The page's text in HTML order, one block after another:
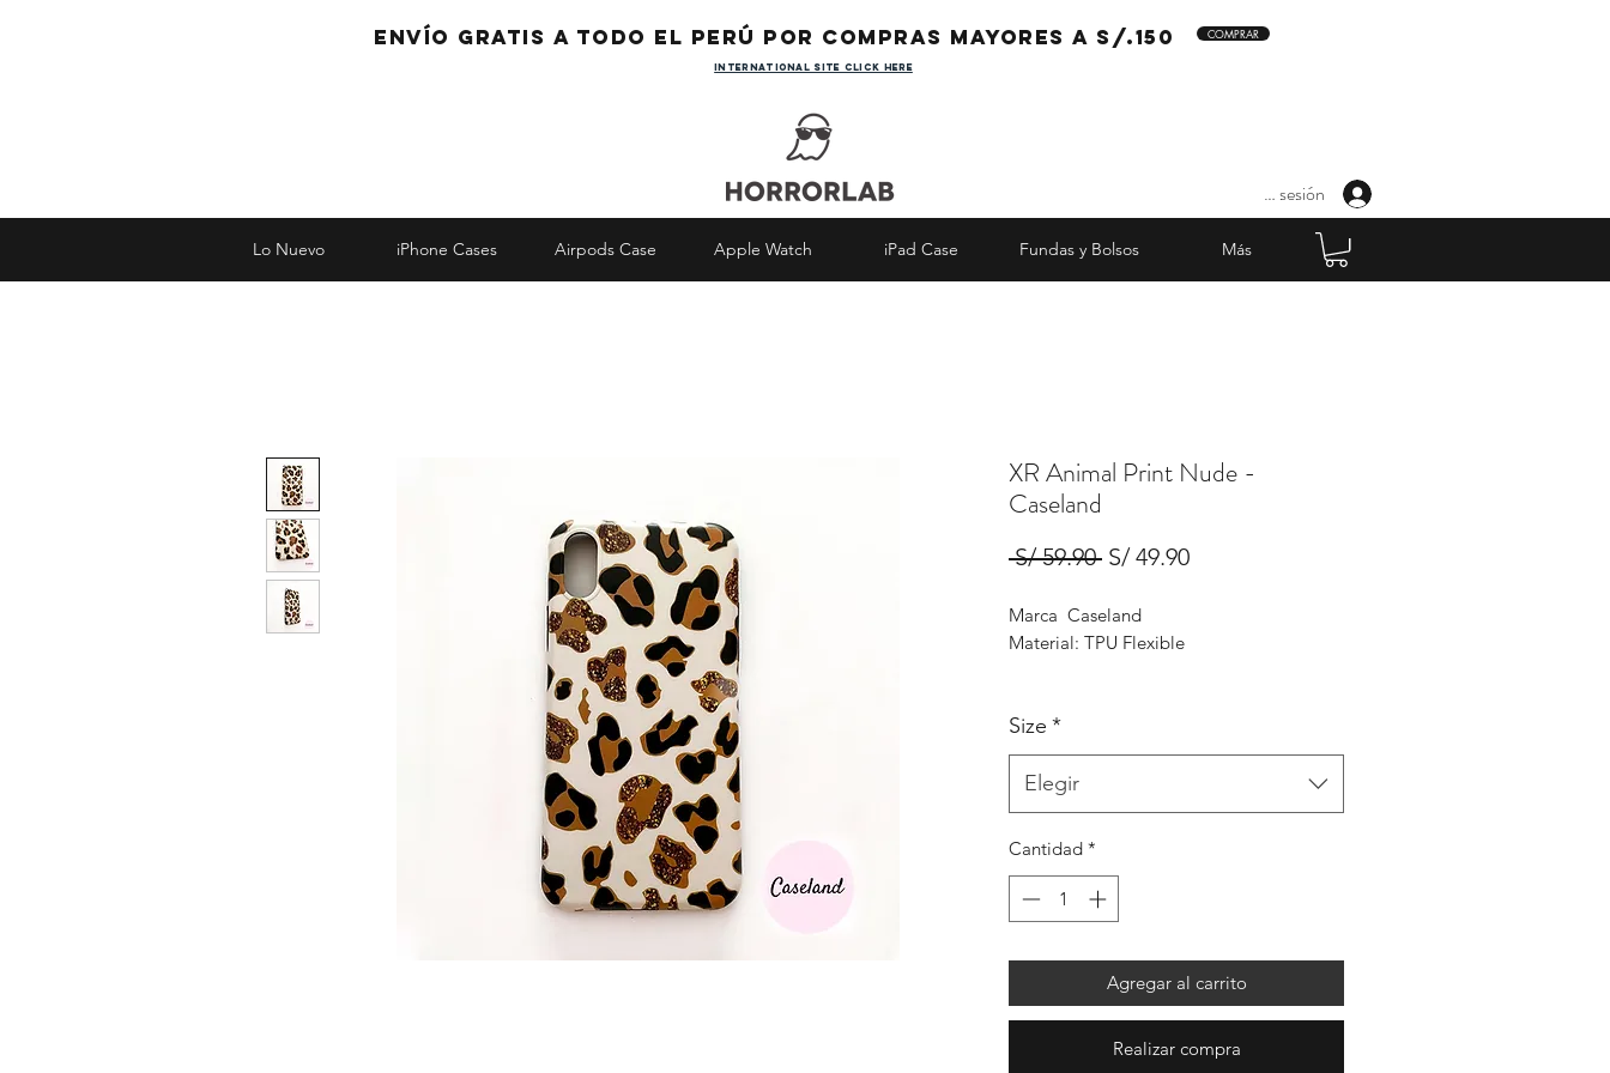
Envío gratis a todo el Perú por compras mayores a s/.150 COMPRAR
international site click here
Iniciar sesión
Lo Nuevo iPhone Cases Airpods Case Apple Watch iPad Case Fundas y Bolsos Más
XR Animal Print Nude -
Caseland
S/ 59.90 Precio
S/ 49.90Precio
Marca Caseland
Material: TPU Flexible
Size *
Elegir
Cantidad *
Agregar al carrito
Realizar compra